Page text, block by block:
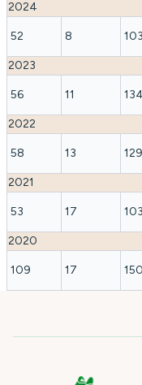
2024
52 8 103
2023
56 11 134
2022
58 13 129
2021
53 17 103
2020
109 17 150